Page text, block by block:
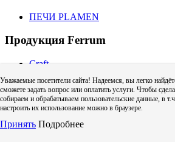
ПЕЧИ PLAMEN
Продукция Ferrum
Craft
CRAFT HF | HF-50 (для
Craft HF
Адаптер котла
Уважаемые посетители сайта! Надеемся, вы легко
сможете задать вопрос или оплатить услуги. Чтобы
собираем и обрабатываем пользовательские данные, в
настроить их использование можно в браузере.
Принять Подробнее